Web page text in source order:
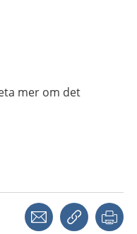
mer om det
Dela via mejlKopiera länk